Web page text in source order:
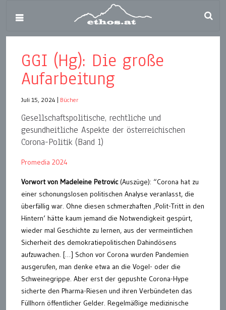
GGI (Hg): Die große
Aufarbeitung
Juli 15, 2024 Bücher
Gesellschaftspolitische, rechtliche und
gesundheitliche Aspekte der österreichischen
Corona-Politik (Band 1)
Promedia 2024
Vorwort von Madeleine Petrovic(Auszüge): “Corona hat zu
einer schonungslosen politischen Analyse veranlasst, die
überfällig war. Ohne diesen schmerzhaften ‚Polit-Tritt in den
Hintern‘ hätte kaum jemand die Notwendigkeit gespürt,
wieder mal Geschichte zu lernen, aus der vermeintlichen
Sicherheit des demokratiepolitischen Dahindösens
aufzuwachen. […] Schon vor Corona wurden Pandemien
ausgerufen, man denke etwa an die Vogel- oder die
Schweinegrippe. Aber erst der gepushte Corona-Hype
sicherte den Pharma-Riesen und ihren Verbündeten das
Füllhorn öffentlicher Gelder. Regelmäßige medizinische